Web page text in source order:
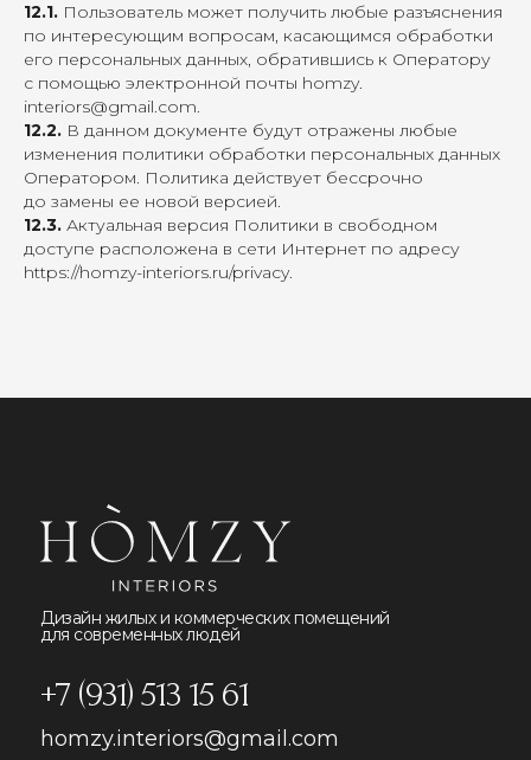
12.1. Пользователь может получить любые разъяснения
по интересующим вопросам, касающимся обработки
его персональных данных, обратившись к Оператору
с помощью электронной почты homzy.
interiors@gmail.com.
12.2. В данном документе будут отражены любые
изменения политики обработки персональных данных
Оператором. Политика действует бессрочно
до замены ее новой версией.
12.3. Актуальная версия Политики в свободном
доступе расположена в сети Интернет по адресу
https://homzy-interiors.ru/privacy.
homzy.interiors@gmail.com
+7 (931) 513 15 61
Дизайн жилых и коммерческих помещений
для современных людей